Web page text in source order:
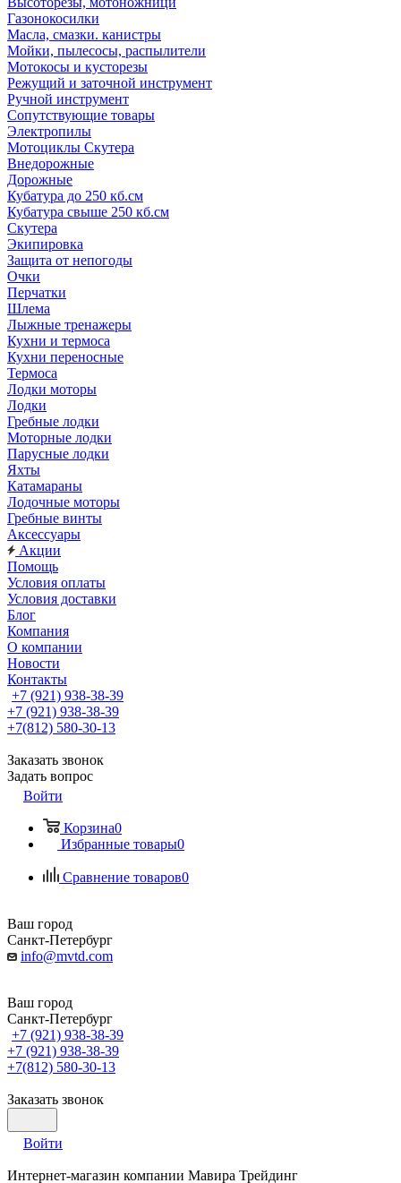
Газонокосилки
Масла, смазки. канистры
Мойки, пылесосы, распылители
Мотокосы и кусторезы
Режущий и заточной инструмент
Ручной инструмент
Сопутствующие товары
Электропилы
Мотоциклы Скутера
Внедорожные
Дорожные
Кубатура до 250 кб.см
Кубатура свыше 250 кб.см
Скутера
Экипировка
Защита от непогоды
Очки
Перчатки
Шлема
Лыжные тренажеры
Кухни и термоса
Кухни переносные
Термоса
Лодки моторы
Лодки
Гребные лодки
Моторные лодки
Парусные лодки
Яхты
Катамараны
Лодочные моторы
Гребные винты
Аксессуары
Акции
Помощь
Условия оплаты
Условия доставки
Блог
Компания
О компании
Новости
Контакты
+7 (921) 938-38-39
+7 (921) 938-38-39
+7(812) 580-30-13
Заказать звонок
Задать вопрос
Войти
Корзина0
Избранные товары0
Сравнение товаров0
Ваш город
Санкт-Петербург
info@mvtd.com
Ваш город
Санкт-Петербург
+7 (921) 938-38-39
+7 (921) 938-38-39
+7(812) 580-30-13
Заказать звонок
Войти
Интернет-магазин компании Мавира Трейдинг